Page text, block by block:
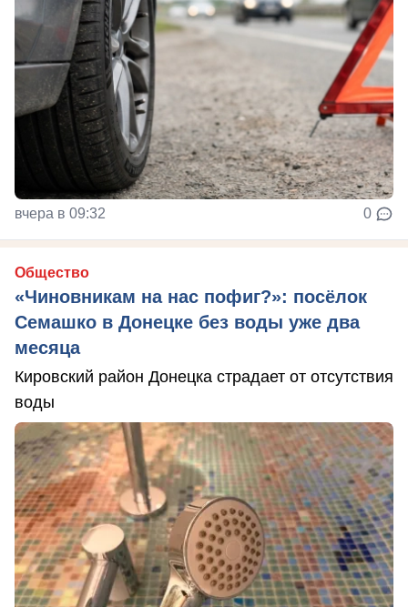
вчера в 09:32 0
Общество
«Чиновникам на нас пофиг?»: посёлок
Семашко в Донецке без воды уже два
месяца
Кировский район Донецка страдает от отсутствия
воды